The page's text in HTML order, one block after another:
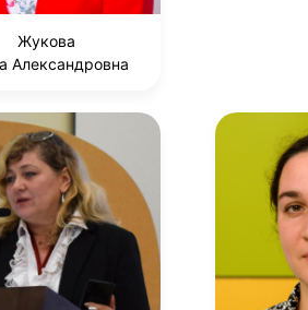
Жукова
Александровна